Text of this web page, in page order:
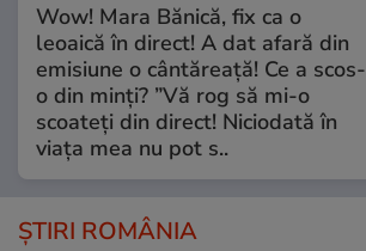
Wow! Mara Bănică, fix ca o
leoaică în direct! A dat afară din
emisiune o cântăreață! Ce a scos-
o din minți? ”Vă rog să mi-o
scoateți din direct! Niciodată în
viața mea nu pot s..
ȘTIRI ROMÂNIA